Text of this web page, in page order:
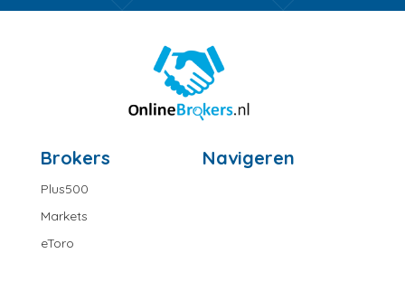
Brokers
Plus500
Markets
eToro
Navigeren